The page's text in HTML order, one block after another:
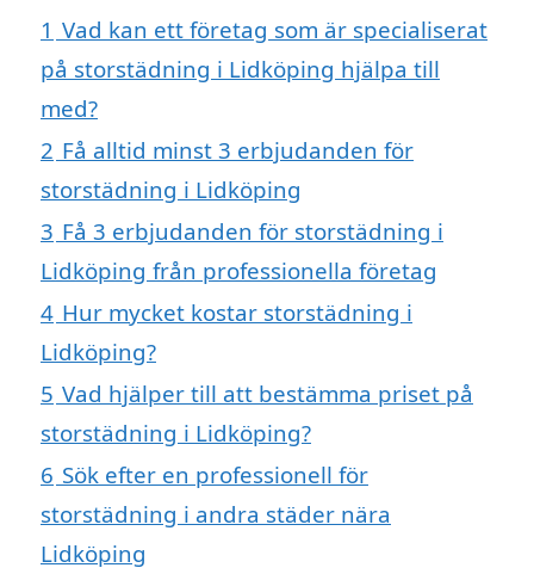
1 Vad kan ett företag som är specialiserat
på storstädning i Lidköping hjälpa till
med?
2 Få alltid minst 3 erbjudanden för
storstädning i Lidköping
3 Få 3 erbjudanden för storstädning i
Lidköping från professionella företag
4 Hur mycket kostar storstädning i
Lidköping?
5 Vad hjälper till att bestämma priset på
storstädning i Lidköping?
6 Sök efter en professionell för
storstädning i andra städer nära
Lidköping